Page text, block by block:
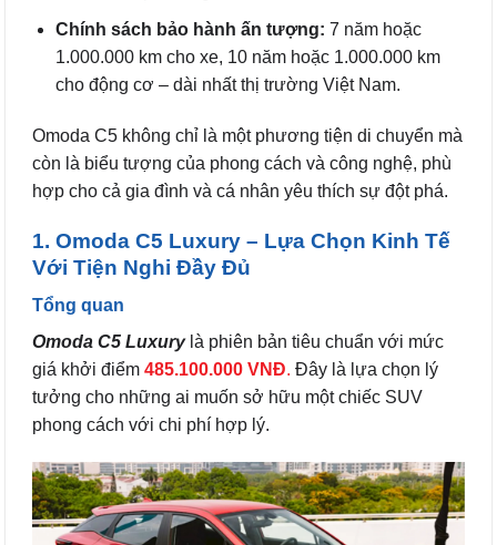
Chính sách bảo hành ấn tượng: 7 năm hoặc
1.000.000 km cho xe, 10 năm hoặc 1.000.000 km
cho động cơ – dài nhất thị trường Việt Nam.
Omoda C5 không chỉ là một phương tiện di chuyển mà
còn là biểu tượng của phong cách và công nghệ, phù
hợp cho cả gia đình và cá nhân yêu thích sự đột phá.
1. Omoda C5 Luxury – Lựa Chọn Kinh Tế
Với Tiện Nghi Đầy Đủ
Tổng quan
Omoda C5 Luxurylà phiên bản tiêu chuẩn với mức
giá khởi điểm 485.100.000 VNĐ. Đây là lựa chọn lý
tưởng cho những ai muốn sở hữu một chiếc SUV
phong cách với chi phí hợp lý.